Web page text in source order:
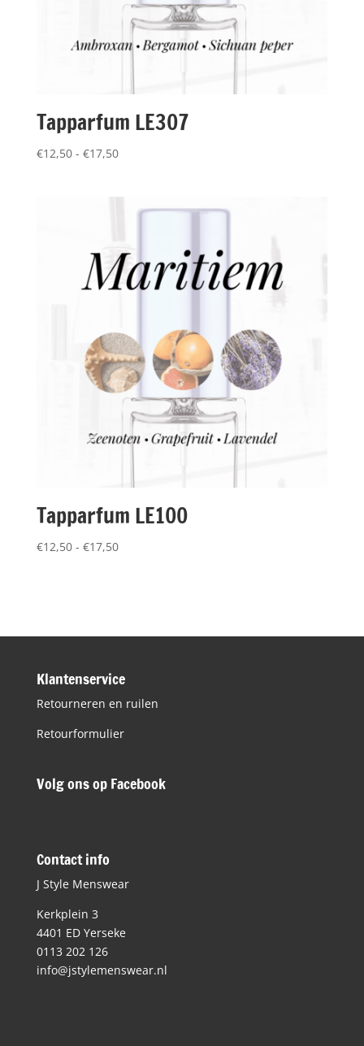
Tapparfum LE307
€12,50 - €17,50Prijsklasse:
€17,50
Tapparfum LE100
€12,50 - €17,50Prijsklasse:
Klantenservice
Retourneren en ruilen
Retourformulier
Volg ons op Facebook
Contact info
J Style Menswear
Kerkplein 3
4401 ED Yerseke
0113 202 126
info@jstylemenswear.nl